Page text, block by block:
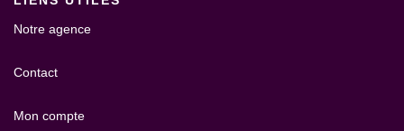
Notre agence
Contact
Mon compte